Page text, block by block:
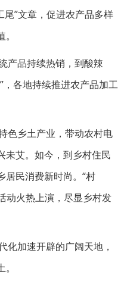
尾”文章，促进农产品多样
产品持续热销，到酸辣
，各地持续推进农产品加工
色乡土产业，带动农村电
未艾。如今，到乡村住民
居民消费新时尚。“村
动火热上演，尽显乡村发
化加速开辟的广阔天地，